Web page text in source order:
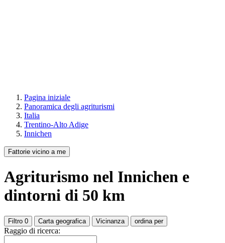
Pagina iniziale
Panoramica degli agriturismi
Italia
Trentino-Alto Adige
Innichen
Fattorie vicino a me
Agriturismo nel Innichen e
dintorni di 50 km
Filtro 0 Carta geografica Vicinanza ordina per
Raggio di ricerca: